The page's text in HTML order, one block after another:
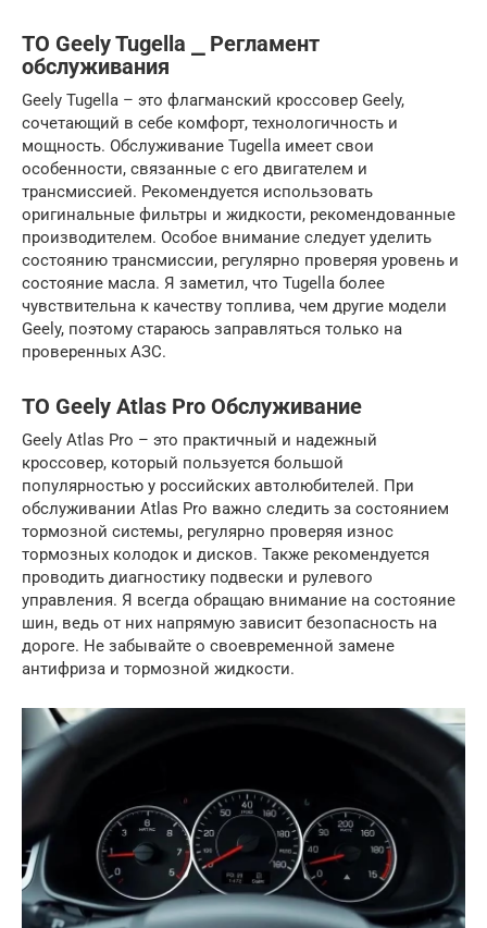
ТО Geely Tugella ⎯ Регламент
обслуживания
Geely Tugella – это флагманский кроссовер Geely,
сочетающий в себе комфорт, технологичность и
мощность. Обслуживание Tugella имеет свои
особенности, связанные с его двигателем и
трансмиссией. Рекомендуется использовать
оригинальные фильтры и жидкости, рекомендованные
производителем. Особое внимание следует уделить
состоянию трансмиссии, регулярно проверяя уровень и
состояние масла. Я заметил, что Tugella более
чувствительна к качеству топлива, чем другие модели
Geely, поэтому стараюсь заправляться только на
проверенных АЗС.
ТО Geely Atlas Pro Обслуживание
Geely Atlas Pro – это практичный и надежный
кроссовер, который пользуется большой
популярностью у российских автолюбителей. При
обслуживании Atlas Pro важно следить за состоянием
тормозной системы, регулярно проверяя износ
тормозных колодок и дисков. Также рекомендуется
проводить диагностику подвески и рулевого
управления. Я всегда обращаю внимание на состояние
шин, ведь от них напрямую зависит безопасность на
дороге. Не забывайте о своевременной замене
антифриза и тормозной жидкости.